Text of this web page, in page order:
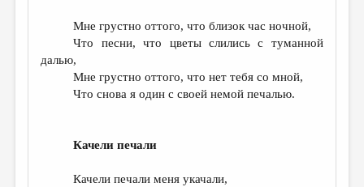
Мне грустно оттого, что близок час ночной,
Что песни, что цветы слились с туманной
далью,
Мне грустно оттого, что нет тебя со мной,
Что снова я один с своей немой печалью.
Качели печали
Качели печали меня укачали,